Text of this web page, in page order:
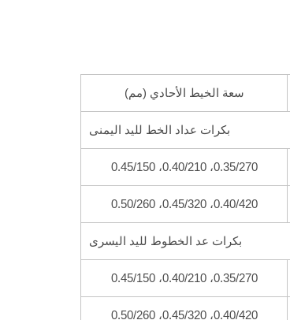
سعة الخيط الأحادي (مم)
بكرات عداد الخط لليد اليمنى
0.35/270، 0.40/210، 0.45/150
0.40/420، 0.45/320، 0.50/260
بكرات عد الخطوط لليد اليسرى
0.35/270، 0.40/210، 0.45/150
0.40/420، 0.45/320، 0.50/260